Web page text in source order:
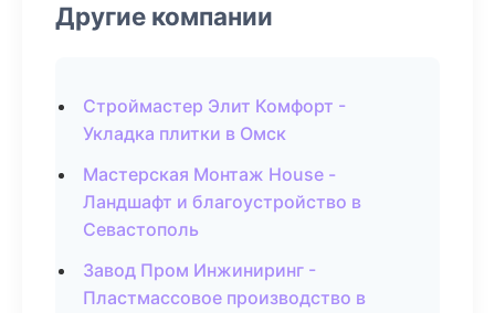
Другие компании
Строймастер Элит Комфорт -
Укладка плитки в Омск
Мастерская Монтаж House -
Ландшафт и благоустройство в
Севастополь
Завод Пром Инжиниринг -
Пластмассовое производство в